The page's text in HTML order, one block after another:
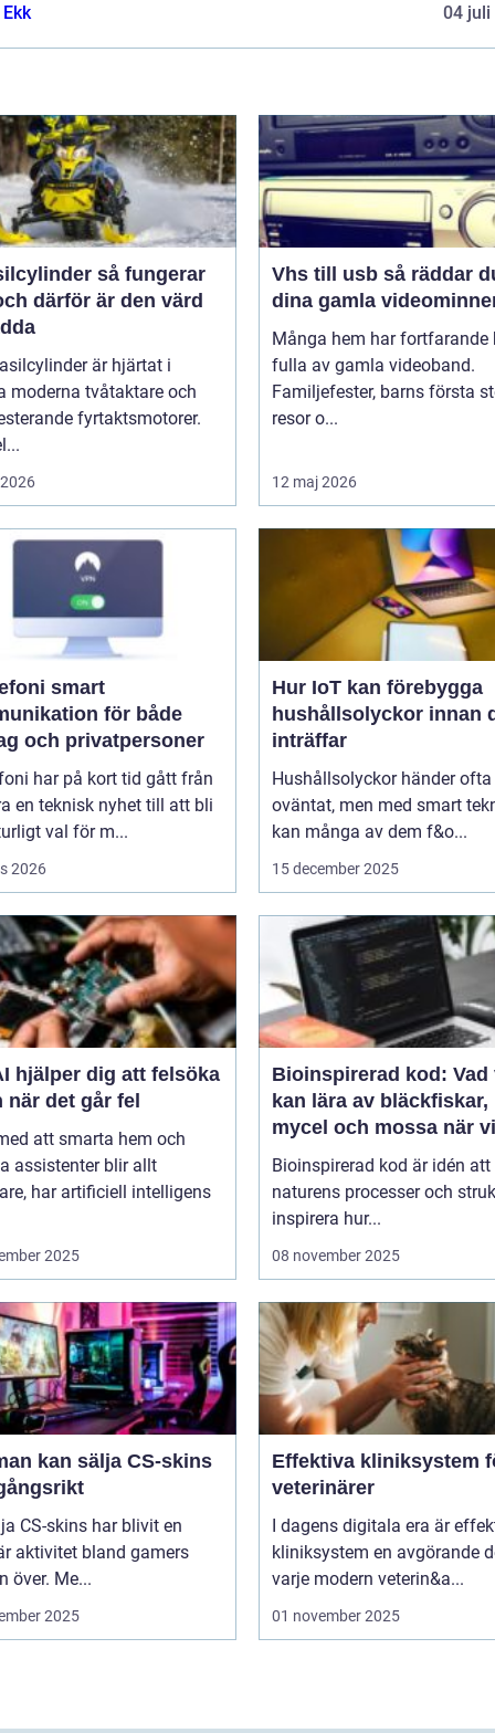
04 juli
så fungerar
därför är den värd
är hjärtat i
moderna tvåtaktare och
fyrtaktsmotorer.
Vhs till usb så räddar du
dina gamla
Många hem har fortfarande
fulla av gamla videoband.
Familjefester, barns första
resor o...
12 maj 2026
smart
för både
och privatpersoner
har på kort tid gått från
en teknisk nyhet till att bli
val för m...
2026
Hur IoT kan förebygga
hushållsolyckor innan
inträffar
Hushållsolyckor händer ofta
oväntat, men med smart
kan många av dem f&o...
15 december 2025
hjälper dig att felsöka
när det går fel
att smarta hem och
assistenter blir allt
har artificiell intelligens
2025
Bioinspirerad kod: Vad
kan lära av bläckfiskar,
mycel och mossa när vi
bygger nya system
Bioinspirerad kod är idén
naturens processer och
inspirera hur...
08 november 2025
kan sälja CS-skins
CS-skins har blivit en
aktivitet bland gamers
över. Me...
2025
Effektiva kliniksystem
veterinärer
I dagens digitala era är
kliniksystem en avgörande
varje modern veterin&a...
01 november 2025